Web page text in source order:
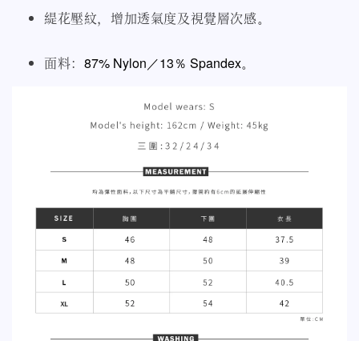
緹花壓紋，增加透氣度及視覺層次感。
面料： 87% Nylon／13％ Spandex。